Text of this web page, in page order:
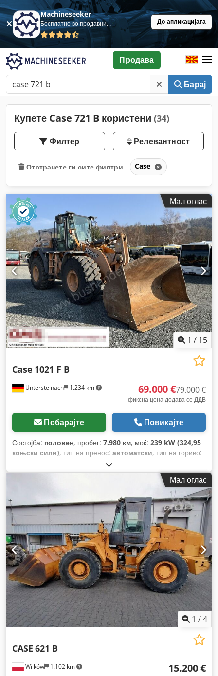
Machineseeker
Бесплатно во продавница До апликацијата
Барај
Продава
Купете Case 721 B користени (34)
Филтер Релевантност
Отстранете ги сите филтри Case
Мал оглас
1 / 15
Untersteinach 1.234 km
Case 1021 F B
69.000 €79.000 €
фиксна цена додава се ДДВ
Побарајте Повикајте
Состојба: половен, пробег: 7.980 км, моќ: 239 kW (324,95
коњски сили), тип на пренос: автоматски, тип на гориво:
, прва регистрација:
изградба:2013, Опрема:клима уред,
Мал оглас
1 /4
Wilków 1.102 km
CASE 621 B
15.200 €